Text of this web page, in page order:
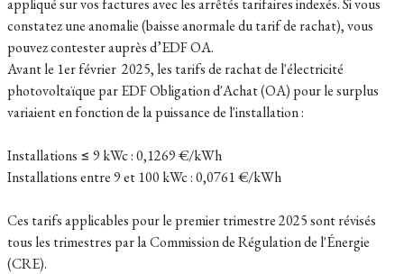
appliqué sur vos factures avec les arrêtés tarifaires indexés. Si vous
constatez une anomalie (baisse anormale du tarif de rachat), vous
pouvez contester auprès d’EDF OA.
Avant le 1er février 2025, les tarifs de rachat de l'électricité
photovoltaïque par EDF Obligation d'Achat (OA) pour le surplus
variaient en fonction de la puissance de l'installation :
Installations ≤ 9 kWc : 0,1269 €/kWh
Installations entre 9 et 100 kWc : 0,0761 €/kWh
Ces tarifs applicables pour le premier trimestre 2025 sont révisés
tous les trimestres par la Commission de Régulation de l'Énergie
(CRE).